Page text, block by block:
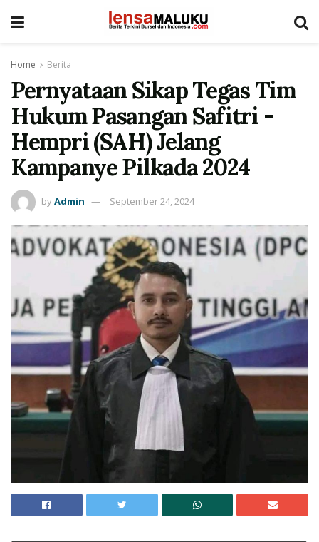
Home Berita
Pernyataan Sikap Tegas Tim
Hukum Pasangan Safitri -
Hempri (SAH) Jelang
Kampanye Pilkada 2024
byAdmin September 24, 2024